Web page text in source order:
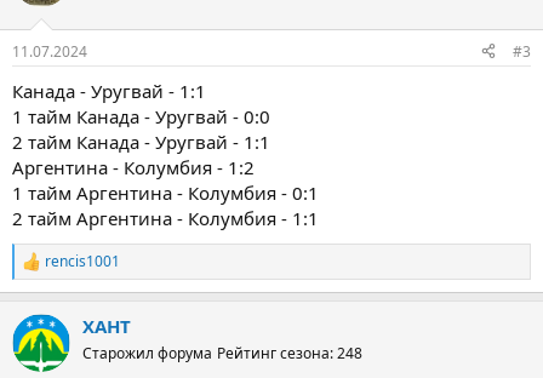
11.07.2024 #3
Канада - Уругвай - 1:1
1 тайм Канада - Уругвай - 0:0
2 тайм Канада - Уругвай - 1:1
Аргентина - Колумбия - 1:2
1 тайм Аргентина - Колумбия - 0:1
2 тайм Аргентина - Колумбия - 1:1
Р
е
к
ц
и
rencis1001
ХАНТ
Старожил форума Рейтинг сезона: 248